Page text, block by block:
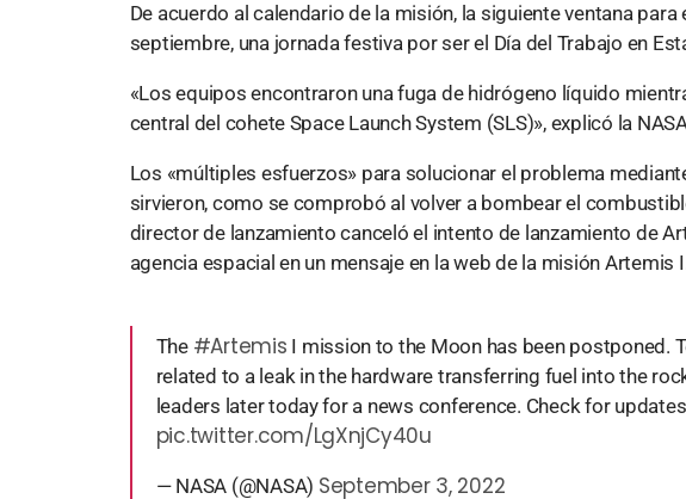
De acuerdo al calendario de la misión, la siguiente ventana
septiembre, una jornada festiva por ser el Día del Trabajo en
«Los equipos encontraron una fuga de hidrógeno líquido
central del cohete Space Launch System (SLS)», explicó la
Los «múltiples esfuerzos» para solucionar el problema
sirvieron, como se comprobó al volver a bombear el
director de lanzamiento canceló el intento de lanzamiento de
agencia espacial en un mensaje en la web de la misión Artemis
The #Artemis I mission to the Moon has been postponed.
related to a leak in the hardware transferring fuel into the
leaders later today for a news conference. Check for
pic.twitter.com/LgXnjCy40u
— NASA (@NASA) September 3, 2022